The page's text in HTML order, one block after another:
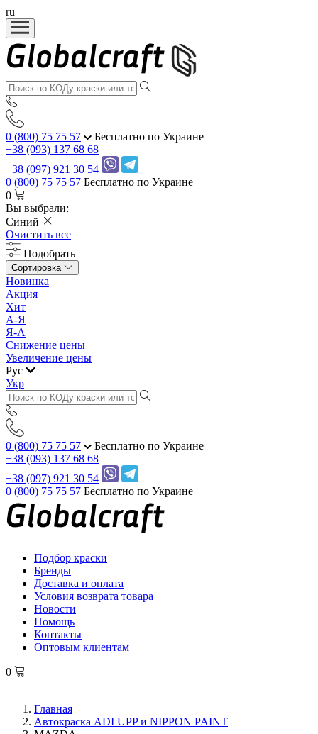
ru
0 (800) 75 75 57
Бесплатно по Украине
+38 (093) 137 68 68
+38 (097) 921 30 54
0 (800) 75 75 57 Бесплатно по Украине
0
Вы выбрали:
Синий
Очистить все
Подобрать
Сортировка
Новинка
Акция
Хит
А-Я
Я-А
Снижение цены
Увеличение цены
Рус
Укр
0 (800) 75 75 57
Бесплатно по Украине
+38 (093) 137 68 68
+38 (097) 921 30 54
0 (800) 75 75 57 Бесплатно по Украине
Подбор краски
Бренды
Доставка и оплата
Условия возврата товара
Новости
Помощь
Контакты
Оптовым клиентам
0
Главная
Автокраска ADI UPP и NIPPON PAINT